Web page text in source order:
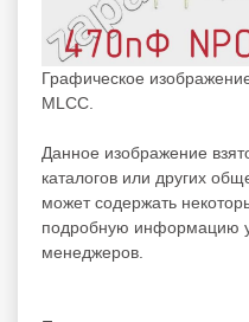
Графическое
MLCC.
Данное изображение
каталогов или других
может содержать
подробную информацию
менеджеров.